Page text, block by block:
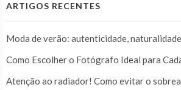
ARTIGOS RECENTES
Moda de verão: autenticidade,
Como Escolher o Fotógrafo Ideal para
Atenção ao radiador! Como evitar o